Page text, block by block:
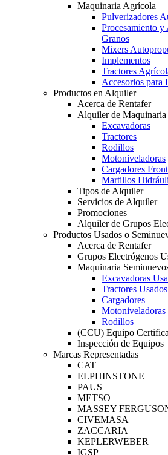
Maquinaria Agrícola
Pulverizadores
Procesamiento y
Granos
Mixers
Implementos
Tractores
Accesorios para
Productos en Alquiler
Acerca de Rentafer
Alquiler de Maquinaria
Excavadoras
Tractores
Rodillos
Motoniveladoras
Cargadores
Martillos
Tipos de Alquiler
Servicios de Alquiler
Promociones
Alquiler de Grupos
Productos Usados o
Acerca de Rentafer
Grupos Electrógenos
Maquinaria
Excavadoras
Tractores Usados
Cargadores
Motoniveladoras
Rodillos
(CCU) Equipo
Inspección de Equipos
Marcas Representadas
CAT
ELPHINSTONE
PAUS
METSO
MASSEY
CIVEMASA
ZACCARIA
KEPLERWEBER
IGSP